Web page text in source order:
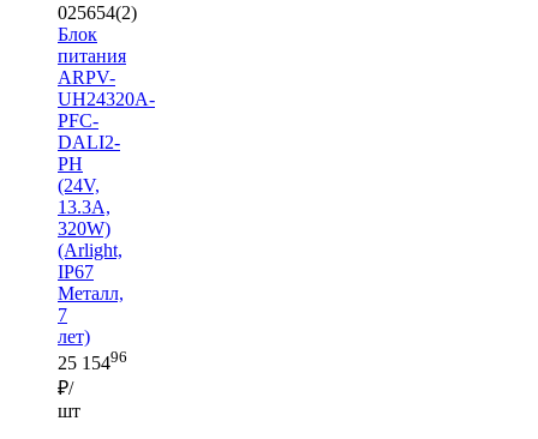
025654(2)
Блок
питания
ARPV-
UH24320A-
PFC-
DALI2-
PH
(24V,
13.3A,
320W)
(Arlight,
IP67
Металл,
7
лет)
25 15496
₽/
шт